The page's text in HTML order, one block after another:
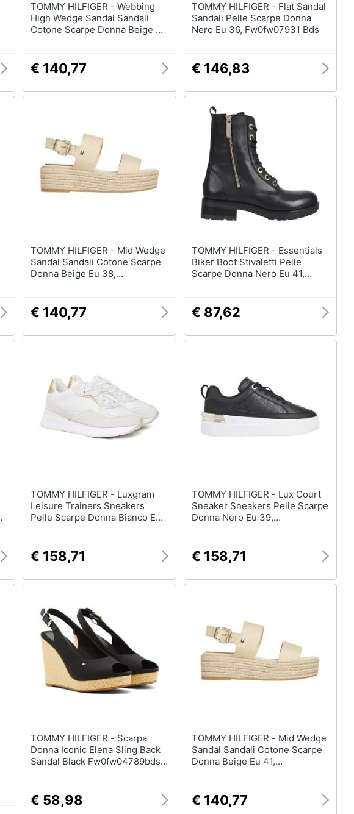
TOMMY HILFIGER - Webbing
High Wedge Sandal Sandali
Cotone Scarpe Donna Beige Eu
€ 140,77
TOMMY HILFIGER - Flat Sandal
Sandali Pelle Scarpe Donna
Nero Eu 36, Fw0fw07931 Bds
€ 146,83
TOMMY HILFIGER - Mid Wedge
Sandal Sandali Cotone Scarpe
Donna Beige Eu 38,
€ 140,77
TOMMY HILFIGER - Essentials
Biker Boot Stivaletti Pelle
Scarpe Donna Nero Eu 41,
€ 87,62
TOMMY HILFIGER - Luxgram
Leisure Trainers Sneakers
Pelle Scarpe Donna Bianco Eu
€ 158,71
TOMMY HILFIGER - Lux Court
Sneaker Sneakers Pelle Scarpe
Donna Nero Eu 39,
€ 158,71
TOMMY HILFIGER - Scarpa
Donna Iconic Elena Sling Back
Sandal Black Fw0fw04789bds.
€ 58,98
TOMMY HILFIGER - Mid Wedge
Sandal Sandali Cotone Scarpe
Donna Beige Eu 41,
€ 140,77